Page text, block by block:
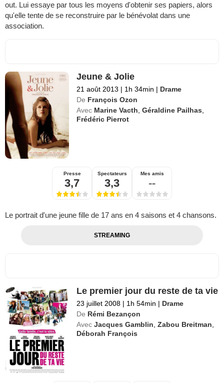
out. Lui essaye par tous les moyens d'obtenir ses papiers, alors
qu'elle tente de se reconstruire par le bénévolat dans une
association.
Jeune & Jolie
21 août 2013 | 1h 34min | Drame
De François Ozon
Avec Marine Vacth,Géraldine Pailhas,
Frédéric Pierrot
Presse
3,7
Spectateurs
3,3
Mes amis
--
Le portrait d'une jeune fille de 17 ans en 4 saisons et 4 chansons.
STREAMING
Le premier jour du reste de ta vie
23 juillet 2008 | 1h 54min | Drame
De Rémi Bezançon
Avec Jacques Gamblin,Zabou Breitman,
Déborah François